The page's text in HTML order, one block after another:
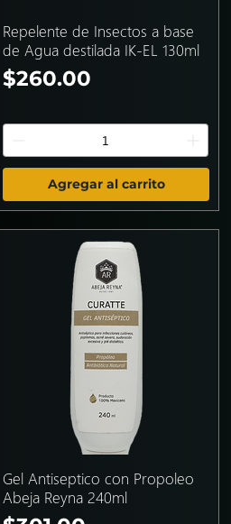
Repelente de Insectos a base
de Agua destilada IK-EL 130ml
Precio
$260.00
Agregar al carrito
Gel Antiseptico con Propoleo
Abeja Reyna 240ml